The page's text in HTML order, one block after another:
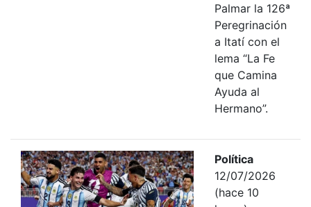
Palmar la 126ª
Peregrinación
a Itatí con el
lema “La Fe
que Camina
Ayuda al
Hermano”.
Política
12/07/2026
(hace 10